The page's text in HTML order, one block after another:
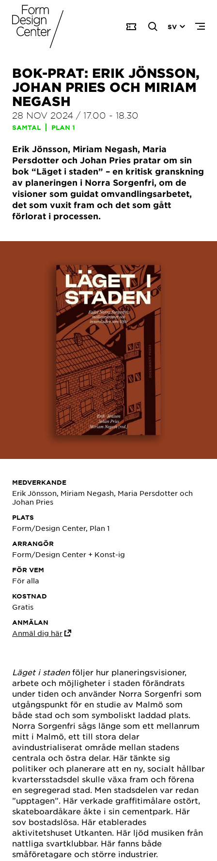
SV
BOK-PRAT: ERIK JÖNSSON,
JOHAN PRIES OCH MIRIAM
NEGASH
28 NOV 2024 / 17.00 - 18.30
SAMTAL PLAN 1
Erik Jönsson, Miriam Negash, Maria
Persdotter och Johan Pries pratar om sin
bok “Läget i staden” – en kritisk granskning
av planeringen i Norra Sorgenfri, om de
visioner som guidat omvandlingsarbetet,
det som vuxit fram och det som gått
förlorat i processen.
Läget i stadenföljer hur planeringsvisioner,
arbete och möjligheter i staden förändrats
under tiden och använder Norra Sorgenfri som
utgångspunkt för en studie av Malmö som
både stad och som symboliskt laddad plats.
Norra Sorgenfri sågs länge som ett mellanrum
mitt i Malmö, ett till stora delar
avindustrialiserat område mellan stadens
centrala och östra delar. Här tänkte sig
politiker och planerare att en ny, socialt hållbar
kvartersstadsdel skulle växa fram och förena
en segregerad stad. Men stadsdelen var redan
”upptagen”. Här verkade graffitimålare ostört,
skateboardåkare åkte i sin cementpark. Här
sov bostadslösa. Här etablerades
aktivitetshuset Utkanten. Här ljöd musiken från
nattliga svartklubbar. Här fanns både
småföretagare och större industrier.
MEDVERKANDE
Erik Jönsson, Miriam Negash, Maria Persdotter och
Johan Pries
PLATS
Form/Design Center, Plan 1
ARRANGÖR
Form/Design Center + Konst-ig
FÖR VEM
För alla
KOSTNAD
Gratis
ANMÄLAN
Anmäl dig här